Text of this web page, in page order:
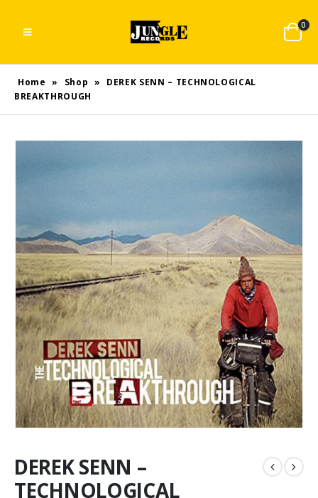
0
Home » Shop »
DEREK SENN – TECHNOLOGICAL
BREAKTHROUGH
DEREK SENN –
TECHNOLOGICAL